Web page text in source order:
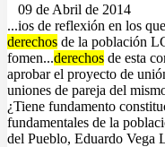
09 de Abril de 2014
...ios de reflexión en los
derechos de la población
fomen...derechos de esta
aprobar el proyecto de
uniones de pareja del
¿Tiene fundamento
fundamentales de la
del Pueblo, Eduardo Vega